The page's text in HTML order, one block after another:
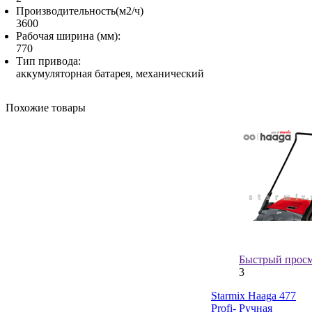
Производительность(м2/ч)
3600
Рабочая ширина (мм):
770
Тип привода:
аккумуляторная батарея, механический
Похожие товары
Быстрый
3
Starmix Haaga 477
Profi- Ручная